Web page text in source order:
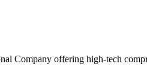
Company offering high-tech